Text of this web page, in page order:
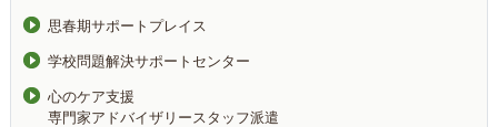
思春期サポートプレイス
学校問題解決サポートセンター
心のケア支援
専門家アドバイザリースタッフ派遣